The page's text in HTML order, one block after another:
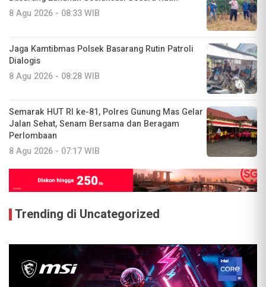
8 Agu 2026 - 08:33 WIB
Jaga Kamtibmas Polsek Basarang Rutin Patroli
Dialogis
8 Agu 2026 - 08:28 WIB
Semarak HUT RI ke-81, Polres Gunung Mas Gelar
Jalan Sehat, Senam Bersama dan Beragam
Perlombaan
8 Agu 2026 - 07:17 WIB
Trending di Uncategorized